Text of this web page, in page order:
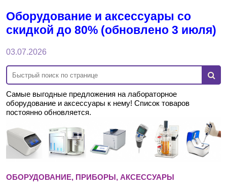
Предметный указатель
Библиотека
Войти
Сравнение
Екатеринбург
Оборудование и аксессуары со
скидкой до 80% (обновлено 3 июля)
03.07.2026
Самые выгодные предложения на лабораторное
оборудование и аксессуары к нему! Список товаров
постоянно обновляется.
ОБОРУДОВАНИЕ, ПРИБОРЫ, АКСЕССУАРЫ